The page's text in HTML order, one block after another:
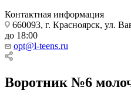
Контактная информация
660093, г. Красноярск, ул.
до 18:00
opt@l-teens.ru
Воротник №6